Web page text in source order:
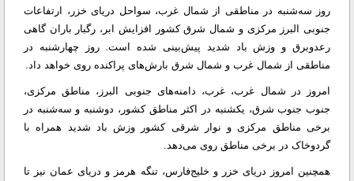
روز سه‌شنبه در مناطقی از شمال غرب، سواحل دریای خزر، ارتفاعات
جنوبی البرز مرکزی و شمال شرق کشور افزایش ابر، رگبار باران گاهی
رعدوبرق و وزش باد شدید پیش‌بینی شده است. روز چهارشنبه در
مناطقی از شمال غرب و شمال شرق بارش‌های پراکنده روی خواهد داد.
امروز در شمال غرب، غرب، دامنه‌های جنوبی البرز، مناطق مرکزی،
جنوب جنوب شرق، یکشنبه در اکثر مناطق کشور، دوشنبه و سه‌شنبه در
برخی مناطق مرکزی و نوار شرقی کشور وزش باد شدید همراه با
گردوخاک در برخی مناطق روی می‌دهد.
همچنین امروز دریای خزر و خلیج‌فارس، تنگه هرمز و دریای عمان نیز تا